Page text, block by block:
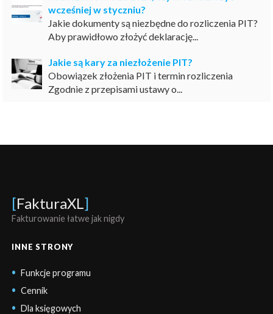
wcześniej w styczniu?
Jakie dokumenty są niezbędne do rozliczenia PIT?
Aby prawidłowo złożyć deklarację...
Jakie są kary za niezłożenie PIT?
Obowiązek złożenia PIT i termin rozliczenia
Zgodnie z przepisami ustawy o...
[FakturaXL ]
Fakturowanie łatwe jak nigdy
INNE STRONY
Funkcje programu
Cennik
Dla księgowych